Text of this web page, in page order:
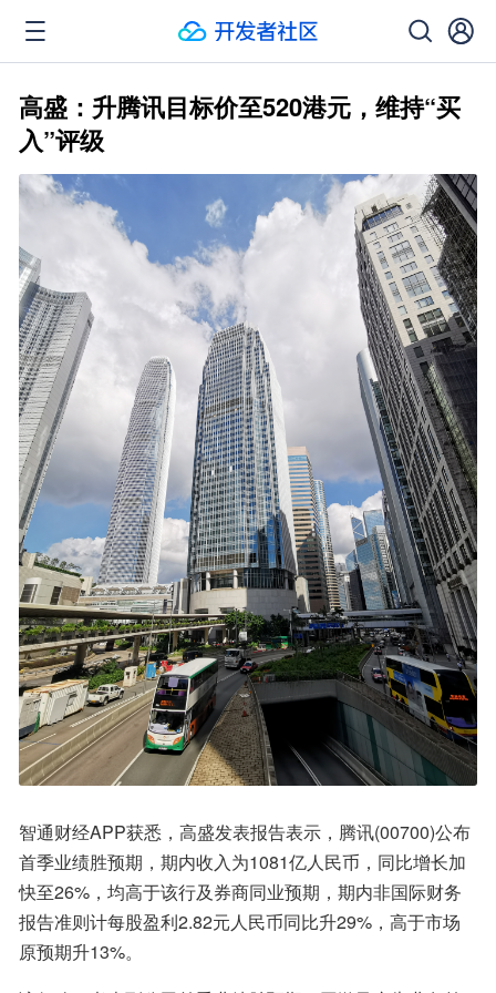
高盛：升腾讯目标价至520港元，维持“买
入”评级
智通财经APP获悉，高盛发表报告表示，腾讯(00700)公布
首季业绩胜预期，期内收入为1081亿人民币，同比增长加
快至26%，均高于该行及券商同业预期，期内非国际财务
报告准则计每股盈利2.82元人民币同比升29%，高于市场
原预期升13%。